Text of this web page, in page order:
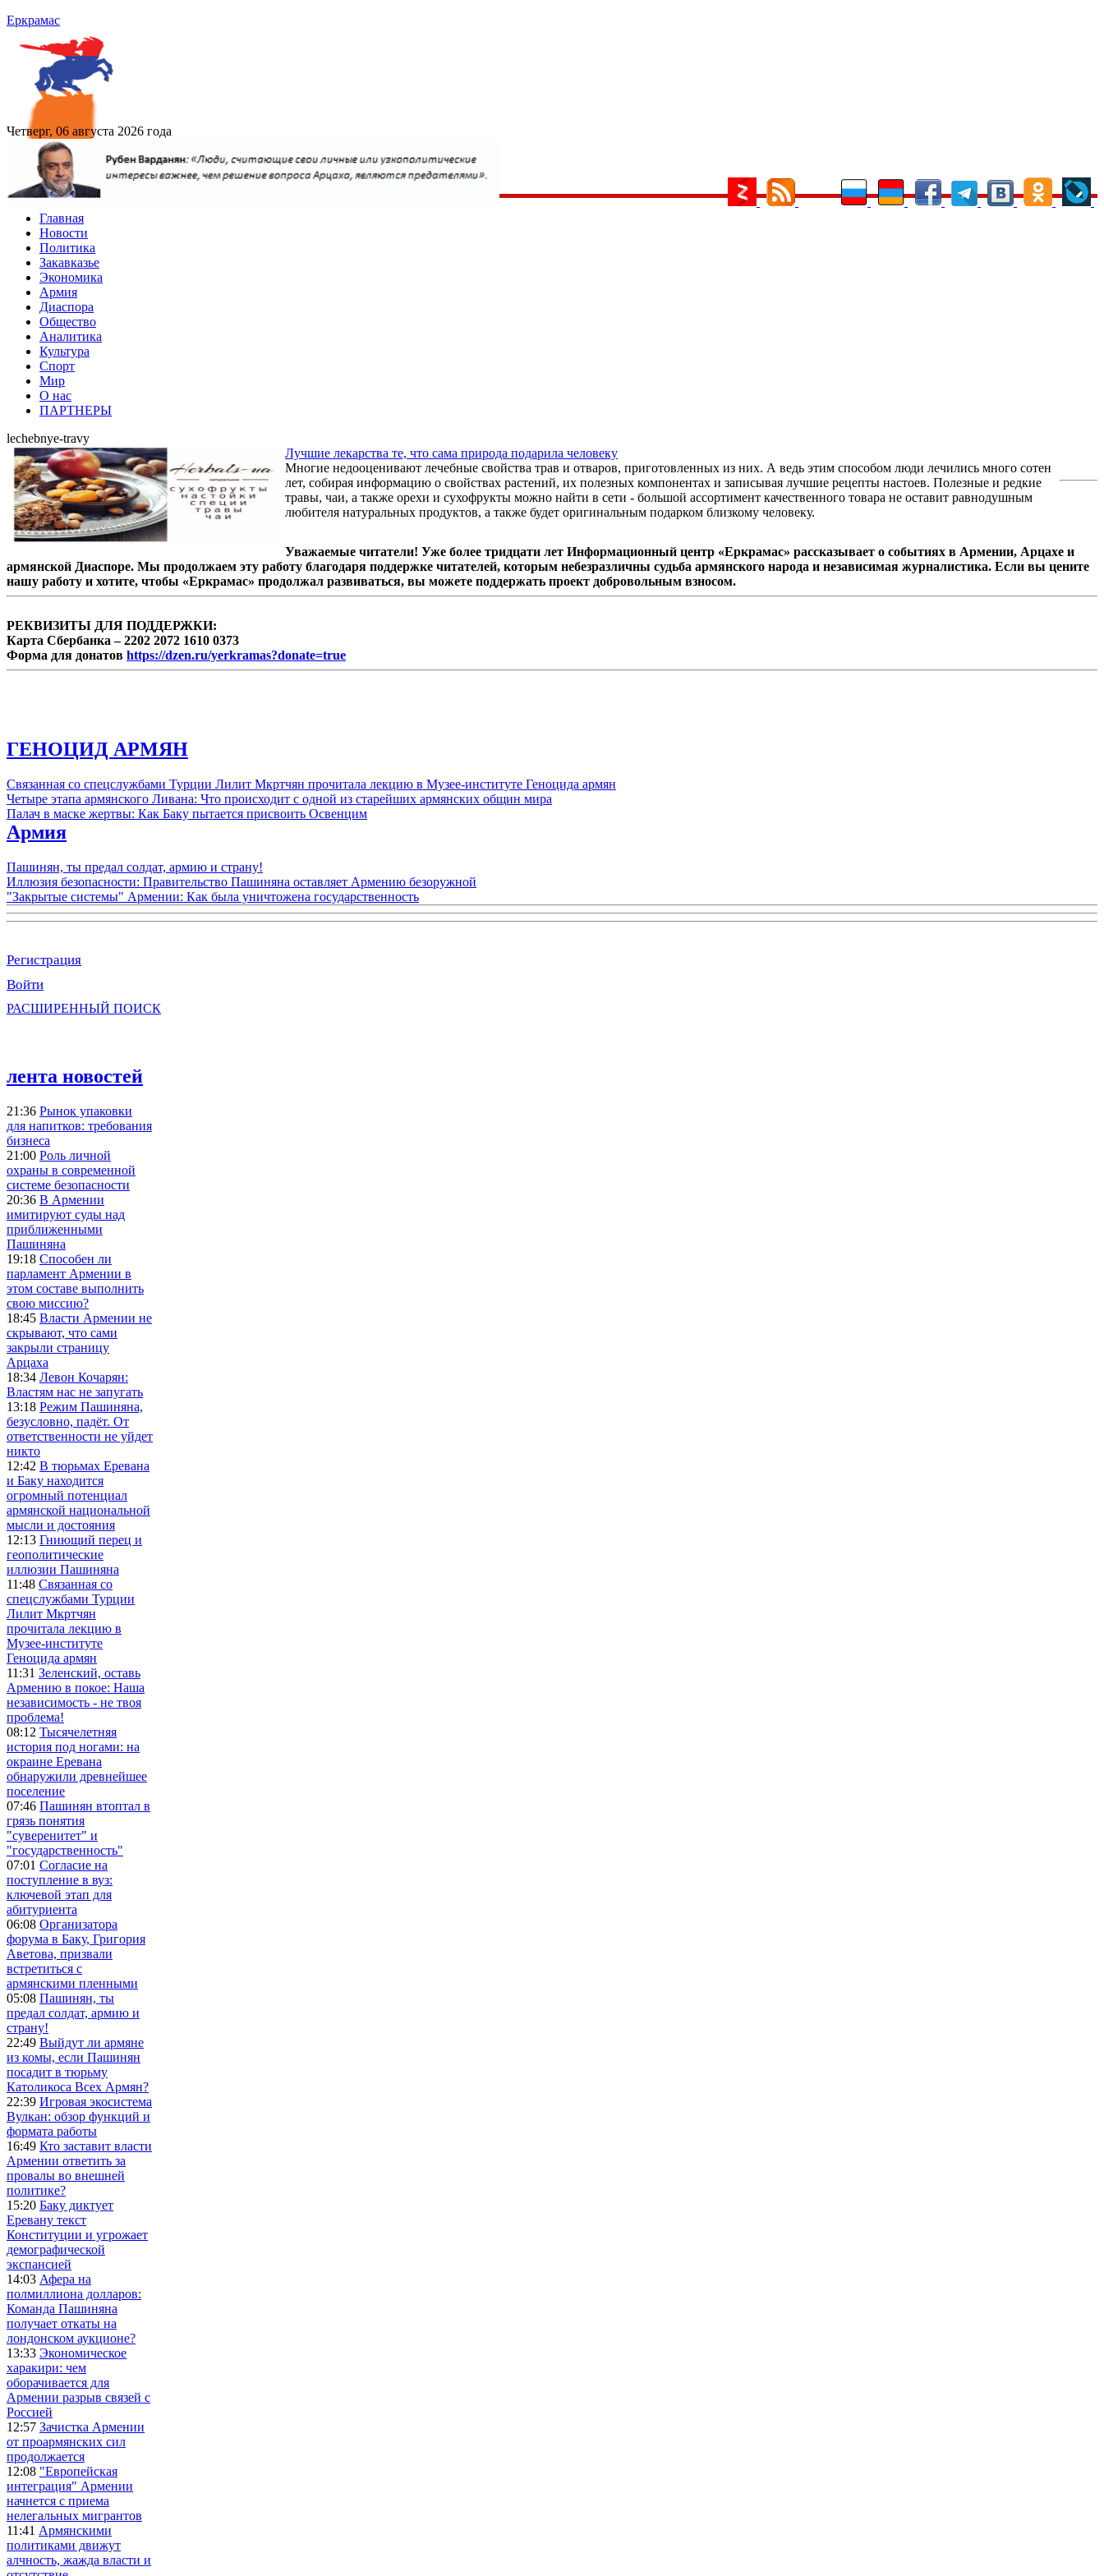
Еркрамас
Четверг, 06 августа 2026 года
Главная
Новости
Политика
Закавказье
Экономика
Армия
Диаспора
Общество
Аналитика
Культура
Спорт
Мир
О нас
ПАРТНЕРЫ
lechebnye-travy
Лучшие лекарства те, что сама природа подарила человеку
Многие недооценивают лечебные свойства трав и отваров, приготовленных из них. А ведь этим способом люди лечились много сотен
лет, собирая информацию о свойствах растений, их полезных компонентах и записывая лучшие рецепты настоев. Полезные и редкие
травы, чаи, а также орехи и сухофрукты можно найти в сети - большой ассортимент качественного товара не оставит равнодушным
любителя натуральных продуктов, а также будет оригинальным подарком близкому человеку.
Уважаемые читатели! Уже более тридцати лет Информационный центр «Еркрамас» рассказывает о событиях в Армении, Арцахе и
армянской Диаспоре. Мы продолжаем эту работу благодаря поддержке читателей, которым небезразличны судьба армянского народа и независимая журналистика. Если вы цените
нашу работу и хотите, чтобы «Еркрамас» продолжал развиваться, вы можете поддержать проект добровольным взносом.
РЕКВИЗИТЫ ДЛЯ ПОДДЕРЖКИ:
Карта Сбербанка – 2202 2072 1610 0373
Форма для донатов https://dzen.ru/yerkramas?donate=true
ГЕНОЦИД АРМЯН
Связанная со спецслужбами Турции Лилит Мкртчян прочитала лекцию в Музее-институте Геноцида армян
Четыре этапа армянского Ливана: Что происходит с одной из старейших армянских общин мира
Палач в маске жертвы: Как Баку пытается присвоить Освенцим
Армия
Пашинян, ты предал солдат, армию и страну!
Иллюзия безопасности: Правительство Пашиняна оставляет Армению безоружной
"Закрытые системы" Армении: Как была уничтожена государственность
Регистрация
Войти
РАСШИРЕННЫЙ ПОИСК
лента новостей
21:36 Рынок упаковки
для напитков: требования
бизнеса
21:00 Роль личной
охраны в современной
системе безопасности
20:36 В Армении
имитируют суды над
приближенными
Пашиняна
19:18 Способен ли
парламент Армении в
этом составе выполнить
свою миссию?
18:45 Власти Армении не
скрывают, что сами
закрыли страницу
Арцаха
18:34 Левон Кочарян:
Властям нас не запугать
13:18 Режим Пашиняна,
безусловно, падёт. От
ответственности не уйдет
никто
12:42 В тюрьмах Еревана
и Баку находится
огромный потенциал
армянской национальной
мысли и достояния
12:13 Гниющий перец и
геополитические
иллюзии Пашиняна
11:48 Связанная со
спецслужбами Турции
Лилит Мкртчян
прочитала лекцию в
Музее-институте
Геноцида армян
11:31 Зеленский, оставь
Армению в покое: Наша
независимость - не твоя
проблема!
08:12 Тысячелетняя
история под ногами: на
окраине Еревана
обнаружили древнейшее
поселение
07:46 Пашинян втоптал в
грязь понятия
"суверенитет" и
"государственность"
07:01 Согласие на
поступление в вуз:
ключевой этап для
абитуриента
06:08 Организатора
форума в Баку, Григория
Аветова, призвали
встретиться с
армянскими пленными
05:08 Пашинян, ты
предал солдат, армию и
страну!
22:49 Выйдут ли армяне
из комы, если Пашинян
посадит в тюрьму
Католикоса Всех Армян?
22:39 Игровая экосистема
Вулкан: обзор функций и
формата работы
16:49 Кто заставит власти
Армении ответить за
провалы во внешней
политике?
15:20 Баку диктует
Еревану текст
Конституции и угрожает
демографической
экспансией
14:03 Афера на
полмиллиона долларов:
Команда Пашиняна
получает откаты на
лондонском аукционе?
13:33 Экономическое
харакири: чем
оборачивается для
Армении разрыв связей с
Россией
12:57 Зачистка Армении
от проармянских сил
продолжается
12:08 "Европейская
интеграция" Армении
начнется с приема
нелегальных мигрантов
11:41 Армянскими
политиками движут
алчность, жажда власти и